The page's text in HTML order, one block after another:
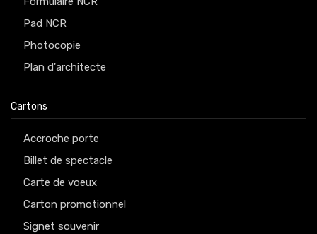
Pad NCR
Photocopie
Plan d'architecte
Cartons
Accroche porte
Billet de spectacle
Carte de voeux
Carton promotionnel
Signet souvenir